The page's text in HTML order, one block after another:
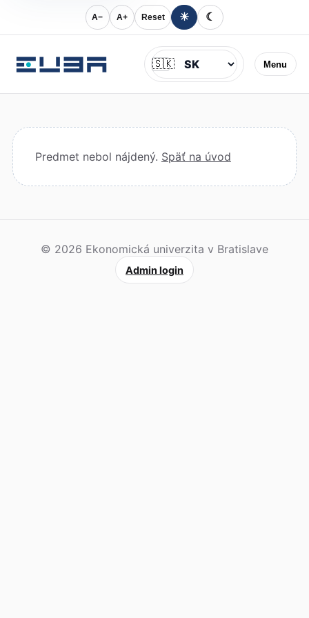
A− A+ Reset ☀ ☾
Menu
Jazyk
🇸🇰
Predmet nebol nájdený. Späť na úvod
© 2026 Ekonomická univerzita v Bratislave
Admin login